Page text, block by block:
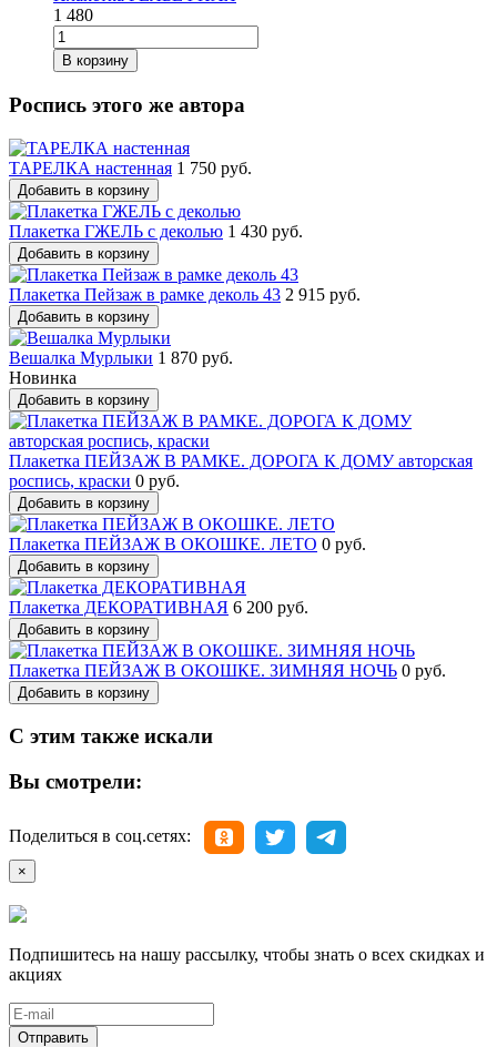
1 480
В корзину
Роспись этого же автора
ТАРЕЛКА настенная 1 750 руб.
Добавить в корзину
Плакетка ГЖЕЛЬ с деколью 1 430 руб.
Добавить в корзину
Плакетка Пейзаж в рамке деколь 43 2 915 руб.
Добавить в корзину
Вешалка Мурлыки 1 870 руб.
Новинка
Добавить в корзину
Плакетка ПЕЙЗАЖ В РАМКЕ. ДОРОГА К ДОМУ авторская
роспись, краски 0 руб.
Добавить в корзину
Плакетка ПЕЙЗАЖ В ОКОШКЕ. ЛЕТО 0 руб.
Добавить в корзину
Плакетка ДЕКОРАТИВНАЯ 6 200 руб.
Добавить в корзину
Плакетка ПЕЙЗАЖ В ОКОШКЕ. ЗИМНЯЯ НОЧЬ 0 руб.
Добавить в корзину
С этим также искали
Вы смотрели:
Поделиться в соц.сетях:
×
Подпишитесь на нашу рассылку, чтобы знать о всех скидках и
акциях
Отправить